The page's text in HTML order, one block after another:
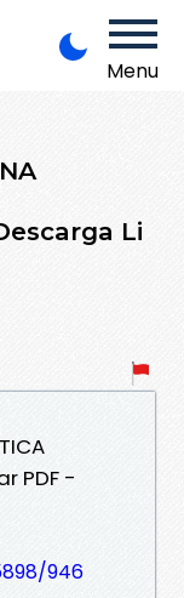
Menu
Li
PDF -
946